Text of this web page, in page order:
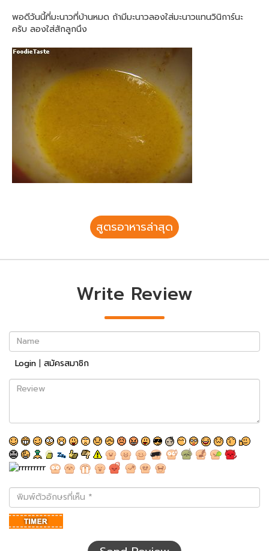
พอดีวันนี้ที่มะนาวที่บ้านหมด ถ้ามีมะนาวลองใส่มะนาวแทนวินิการ์นะ
ครับ ลองใส่สักลูกนึง
สูตรอาหารล่าสุด
Write Review
Name
Login | สมัครสมาชิก
Review
พิมพ์
ตัว
อักษร
ที่